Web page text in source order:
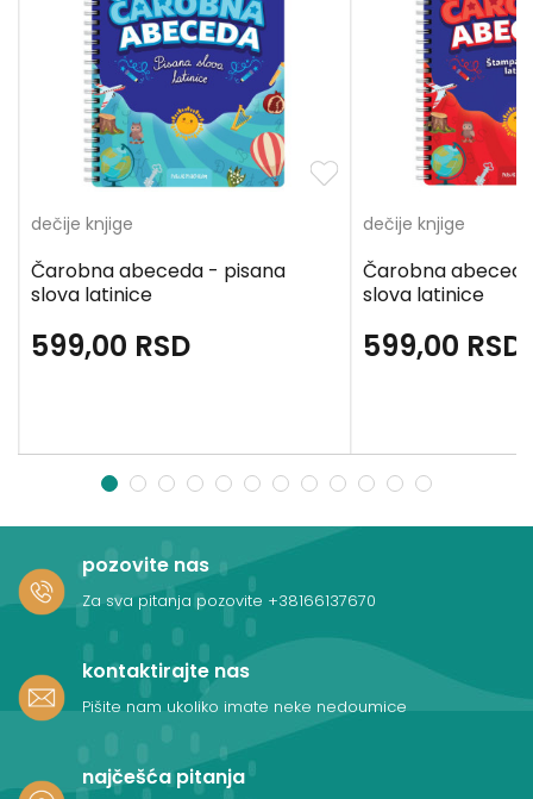
dečije knjige
Čarobna abeceda - pisana
slova latinice
599,00 RSD
dečije knjige
Čarobna
slova latinice
599,00 RSD
1 2 3 4 5 6 7 8 9 10 11 12
pozovite nas
Za sva pitanja pozovite +38166137670
kontaktirajte nas
Pišite nam ukoliko imate neke nedoumice
najčešća pitanja